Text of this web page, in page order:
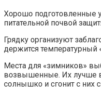
Хорошо подготовленные
питательной почвой
Грядку организуют
держится температурный
Места для «зимников»
возвышенные. Их лучше
солнышко и сгонит с них